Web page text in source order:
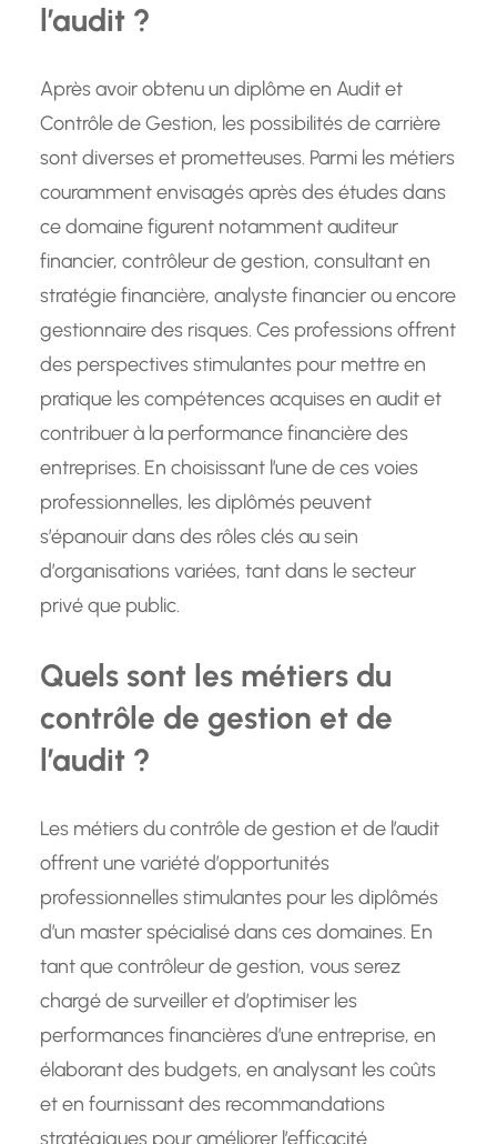
l’audit ?
Après avoir obtenu un diplôme en Audit et
Contrôle de Gestion, les possibilités de carrière
sont diverses et prometteuses. Parmi les métiers
couramment envisagés après des études dans
ce domaine figurent notamment auditeur
financier, contrôleur de gestion, consultant en
stratégie financière, analyste financier ou encore
gestionnaire des risques. Ces professions offrent
des perspectives stimulantes pour mettre en
pratique les compétences acquises en audit et
contribuer à la performance financière des
entreprises. En choisissant l’une de ces voies
professionnelles, les diplômés peuvent
s’épanouir dans des rôles clés au sein
d’organisations variées, tant dans le secteur
privé que public.
Quels sont les métiers du
contrôle de gestion et de
l’audit ?
Les métiers du contrôle de gestion et de l’audit
offrent une variété d’opportunités
professionnelles stimulantes pour les diplômés
d’un master spécialisé dans ces domaines. En
tant que contrôleur de gestion, vous serez
chargé de surveiller et d’optimiser les
performances financières d’une entreprise, en
élaborant des budgets, en analysant les coûts
et en fournissant des recommandations
stratégiques pour améliorer l’efficacité